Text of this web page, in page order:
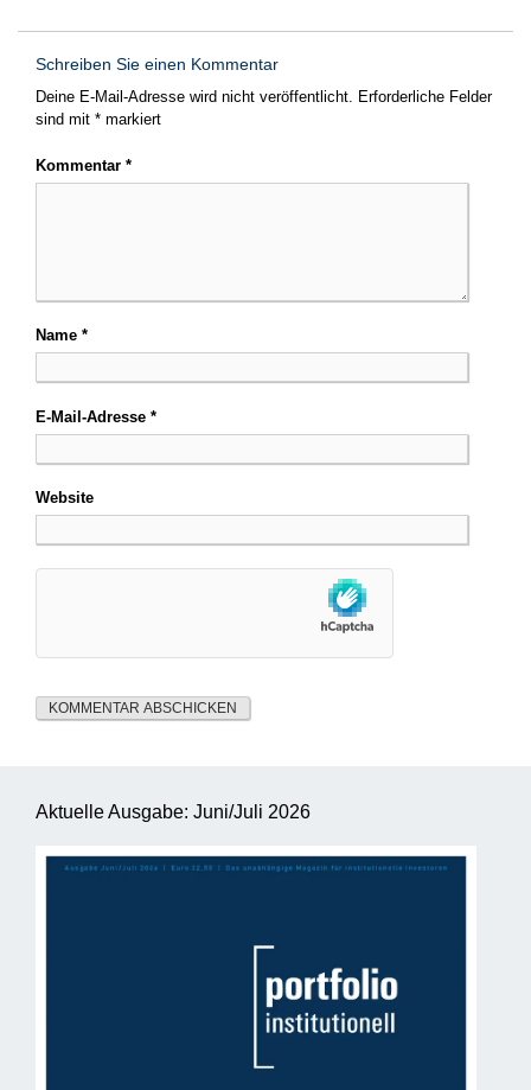
Schreiben Sie einen Kommentar
Deine E-Mail-Adresse wird nicht veröffentlicht. Erforderliche Felder
sind mit * markiert
Kommentar *
Name *
E-Mail-Adresse *
Website
Aktuelle Ausgabe: Juni/Juli 2026